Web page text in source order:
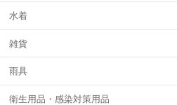
水着
雑貨
雨具
衛生用品・感染対策用品